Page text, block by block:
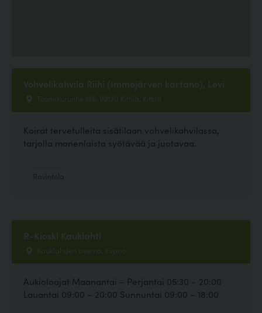
Vohvelikahvila Riihi (Immejärven kartano), Levi
Tuomikuruntie 136, 99130 Kittilä, Kittilä
Koirat tervetulleita sisätilaan vohvelikahvilassa,
tarjolla monenlaista syötävää ja juotavaa.
R-Kioski Kauklahti
Kauklahden asema, Espoo
Aukioloajat Maanantai – Perjantai 05:30 – 20:00
Lauantai 09:00 – 20:00 Sunnuntai 09:00 – 18:00